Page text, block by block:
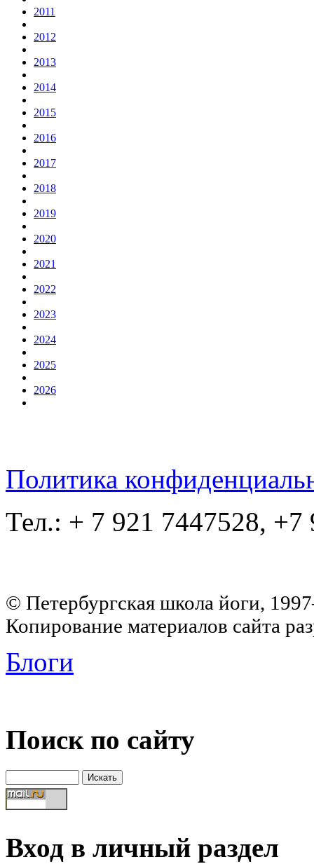
2011
2012
2013
2014
2015
2016
2017
2018
2019
2020
2021
2022
2023
2024
2025
2026
Политика
Тел.: + 7 921 7447528, +7
© Петербургская школа йоги,
Копирование материалов сайта
Блоги
Поиск по сайту
Вход в личный раздел